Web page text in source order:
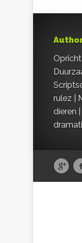
rulez |
dieren